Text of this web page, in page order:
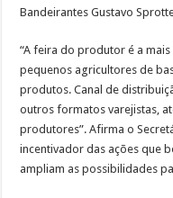
Bandeirantes Gustavo
“A feira do produtor é a
pequenos agricultores de
produtos. Canal de
outros formatos varejistas,
produtores”. Afirma o
incentivador das ações que
ampliam as possibilidades